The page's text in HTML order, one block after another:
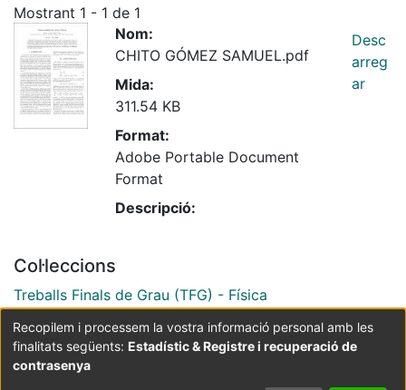
Mostrant 1 - 1 de 1
Nom:
CHITO GÓMEZ SAMUEL.pdf
Mida:
311.54 KB
Format:
Adobe Portable Document
Format
Descripció:
Desc
arreg
ar
Col·leccions
Treballs Finals de Grau (TFG) - Física
Coordinació:CRAI UB Avís legal
Metadades
subjectes a:
Recopilem i processem la vostra informació personal amb les
finalitats següents: Estadístic & Registre i recuperació de
contrasenya